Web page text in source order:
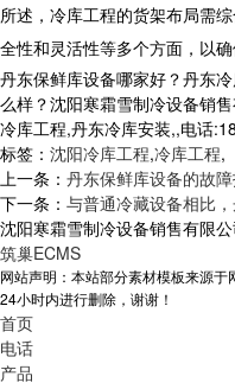
所述， 冷库工程的货架布局需
全性和灵活性等多个方面，以
丹东保鲜库设备哪家好？丹东
么样？沈阳寒霜雪制冷设备销
冷库工程,丹东冷库安装,,电话
标签： 沈阳冷库工程,冷库工程,
上一条： 丹东保鲜库设备的故
下一条： 与普通冷藏设备相比
沈阳寒霜雪制冷设备销售有限
筑巢ECMS
网站声明：本站部分素材模板来源
24小时内进行删除，谢谢！
首页
电话
产品